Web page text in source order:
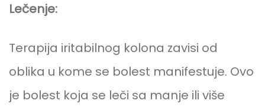
Lečenje:
Terapija iritabilnog kolona zavisi od
oblika u kome se bolest manifestuje. Ovo
je bolest koja se leči sa manje ili više